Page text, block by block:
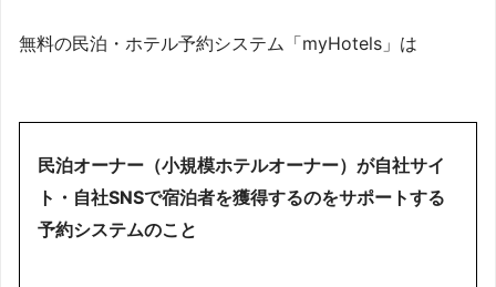
無料の民泊・ホテル予約システム「myHotels」は
民泊オーナー（小規模ホテルオーナー）が自社サイ
ト・自社SNSで宿泊者を獲得するのをサポートする
予約システムのこと